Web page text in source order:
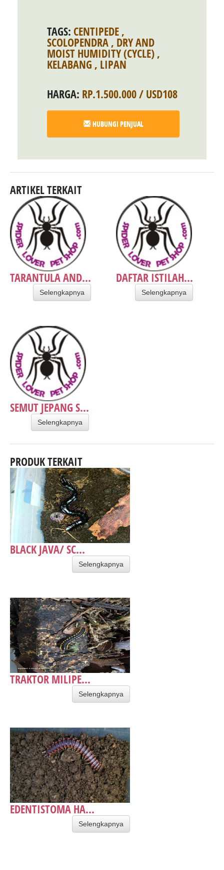
TAGS: CENTIPEDE ,
SCOLOPENDRA , DRY AND
MOIST HUMIDITY (CYCLE) ,
KELABANG , LIPAN
HARGA: RP.1.500.000 / USD108
HUBUNGI PENJUAL
ARTIKEL TERKAIT
TARANTULA AND...
Selengkapnya
DAFTAR ISTILAH...
Selengkapnya
SEMUT JEPANG S...
Selengkapnya
PRODUK TERKAIT
BLACK JAVA/ SC...
Selengkapnya
TRAKTOR MILIPE...
Selengkapnya
EDENTISTOMA HA...
Selengkapnya